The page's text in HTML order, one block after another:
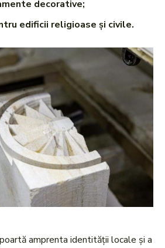
decorative;
edificii religioase și civile.
amprenta identității locale și a